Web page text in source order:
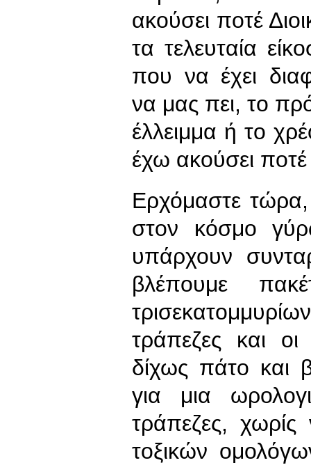
ακούσει ποτέ
τα τελευταία
που να έχει
να μας πει, το
έλλειμμα ή το
έχω ακούσει
Ερχόμαστε
στον κόσμο
υπάρχουν
βλέπουμε
τράπεζες και οι
δίχως πάτο και
για μια
τράπεζες,
τοξικών